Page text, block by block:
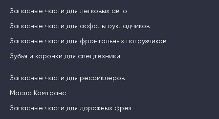
Запасные части для легковых авто
Запасные части для асфальтоукладчиков
Запасные части для фронтальных погрузчиков
Зубья и коронки для спецтехники
Запасные части для ресайклеров
Масла Комтранс
Запасные части для дорожных фрез